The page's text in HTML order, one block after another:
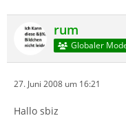
rum
Globaler
27. Juni 2008 um 16:21
Hallo sbiz